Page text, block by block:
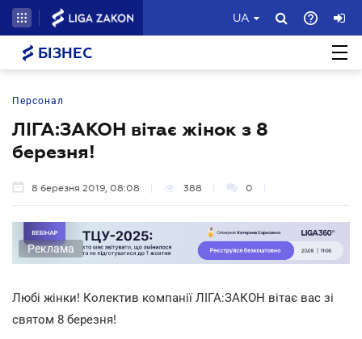
UA
БІЗНЕС
Персонал
ЛІГА:ЗАКОН вітає жінок з 8
березня!
8 березня 2019, 08:08 388 0
Реклама
Любі жінки! Колектив компанії ЛІГА:ЗАКОН вітає вас зі
святом 8 березня!